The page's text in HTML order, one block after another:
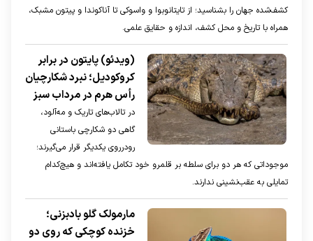
کشف‌شده جهان را بشناسید؛ از تایتانوبوا و واسوکی تا آناکوندا و پیتون مشبک،
همراه با تاریخ و محل کشف، اندازه و حقایق علمی.
(ویدئو) پایتون در برابر
کروکودیل؛ نبرد شکارچیان
رأس هرم در مرداب‌ سبز
در تالاب‌های تاریک و مه‌آلود،
گاهی دو شکارچی باستانی
رو‌در‌روی یکدیگر قرار می‌گیرند؛
موجوداتی که هر دو برای سلطه بر قلمرو خود تکامل یافته‌اند و هیچ‌کدام
تمایلی به عقب‌نشینی ندارند.
مارمولک گلو بادبزنی؛
خزنده کوچکی که روی دو